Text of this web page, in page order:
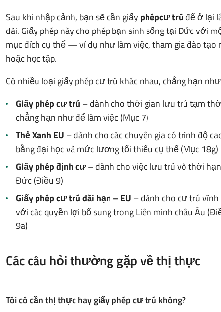
Sau khi nhập cảnh, bạn sẽ cần giấyphépcư trú để ở lại
dài. Giấy phép này cho phép bạn sinh sống tại Đức với
mục đích cụ thể — ví dụ như làm việc, tham gia đào tạo
hoặc học tập.
Có nhiều loại giấy phép cư trú khác nhau, chẳng hạn
Giấy phép cư trú – dành cho thời gian lưu trú tạm
chẳng hạn như để làm việc (Mục 7)
Thẻ Xanh EU – dành cho các chuyên gia có trình độ
bằng đại học và mức lương tối thiểu cụ thể (Mục 18g)
Giấy phép định cư– dành cho việc lưu trú vô thời
Đức (Điều 9)
Giấy phép cư trú dài hạn – EU – dành cho cư trú vĩnh
với các quyền lợi bổ sung trong Liên minh châu Âu
9a)
Các câu hỏi thường gặp về thị thực
Tôi có cần thị thực hay giấy phép cư trú không?